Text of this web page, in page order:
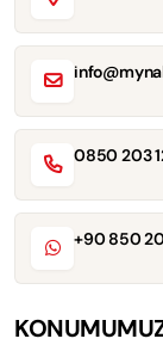
0850 203
+90 850